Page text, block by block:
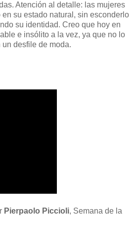
Atención al detalle: las mujeres
su estado natural, sin esconderlo
su identidad. Creo que hoy en
e insólito a la vez, ya que no lo
desfile de moda.
Pierpaolo Piccioli, Semana de la